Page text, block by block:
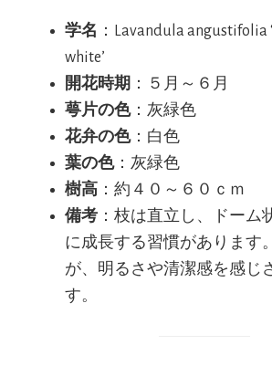
学名 ：Lavandula angustifolia
white’
開花時期 ：５月～６月
萼片の色：灰緑色
花弁の色：白色
葉の色：灰緑色
樹高 ：約４０～６０ｃｍ
備考 ：枝は直立し、ドーム
に成長する習慣があります
が、明るさや清潔感を感じ
す。